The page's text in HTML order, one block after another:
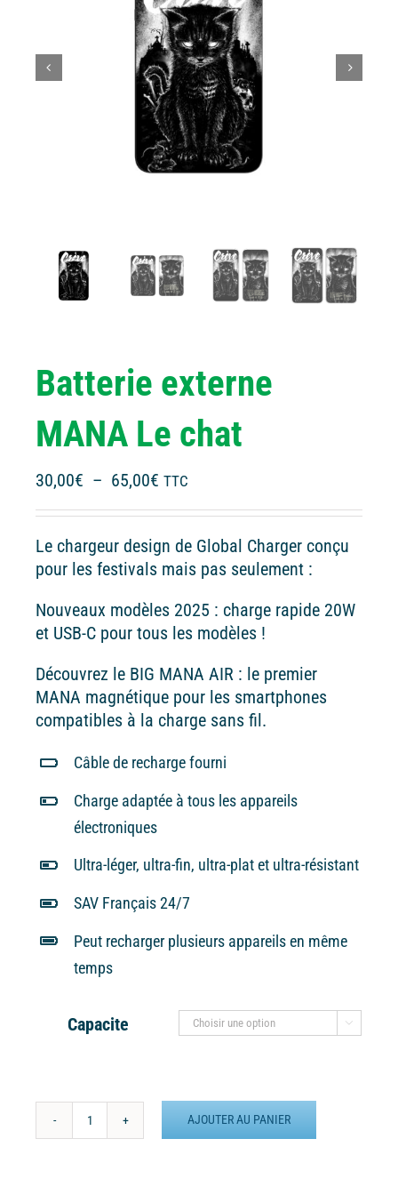
Batterie externe
MANA Le chat
30,00€ – 65,00€ Plage
30,00€
à
TTC
Le chargeur design de Global Charger conçu
pour les festivals mais pas seulement :
Nouveaux modèles 2025 : charge rapide 20W
et USB-C pour tous les modèles !
Découvrez le BIG MANA AIR : le premier
MANA magnétique pour les smartphones
compatibles à la charge sans fil.
Câble de recharge fourni
Charge adaptée à tous les appareils
électroniques
Ultra-léger, ultra-fin, ultra-plat et ultra-résistant
SAV Français 24/7
Peut recharger plusieurs appareils en même
temps
Capacite 
quantité
AJOUTER AU PANIER